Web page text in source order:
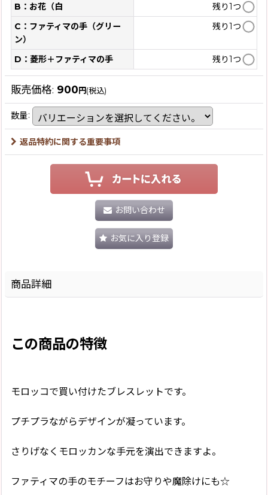
B：お花（白
残り1つ
C：ファティマの手（グリー
ン）
残り1つ
D：菱形＋ファティマの手 残り1つ
販売価格: 900円(税込)
数量:
返品特約に関する重要事項
お問い合わせ
お気に入り登録
商品詳細
この商品の特徴
モロッコで買い付けたブレスレットです。
プチプラながらデザインが凝っています。
さりげなくモロッカンな手元を演出できますよ。
ファティマの手のモチーフはお守りや魔除けにも☆